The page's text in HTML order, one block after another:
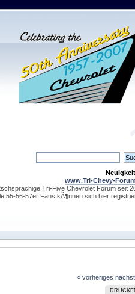
www.Tri-Chevy-
Tri-Five Chevrolet Forum seit
55-56-57er Fans kÃ¶nnen sich hier
« vorheriges